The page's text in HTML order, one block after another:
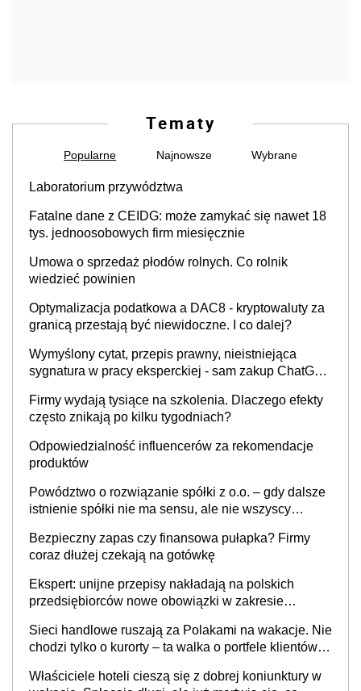
Tematy
Popularne Najnowsze Wybrane
Laboratorium przywództwa
Fatalne dane z CEIDG: może zamykać się nawet 18
tys. jednoosobowych firm miesięcznie
Umowa o sprzedaż płodów rolnych. Co rolnik
wiedzieć powinien
Optymalizacja podatkowa a DAC8 - kryptowaluty za
granicą przestają być niewidoczne. I co dalej?
Wymyślony cytat, przepis prawny, nieistniejąca
sygnatura w pracy eksperckiej - sam zakup ChatGPT
Firmy wydają tysiące na szkolenia. Dlaczego efekty
często znikają po kilku tygodniach?
Odpowiedzialność influencerów za rekomendacje
produktów
Powództwo o rozwiązanie spółki z o.o. – gdy dalsze
istnienie spółki nie ma sensu, ale nie wszyscy
Bezpieczny zapas czy finansowa pułapka? Firmy
coraz dłużej czekają na gotówkę
Ekspert: unijne przepisy nakładają na polskich
przedsiębiorców nowe obowiązki w zakresie
Sieci handlowe ruszają za Polakami na wakacje. Nie
chodzi tylko o kurorty – ta walka o portfele klientów
cichu
Właściciele hoteli cieszą się z dobrej koniunktury w